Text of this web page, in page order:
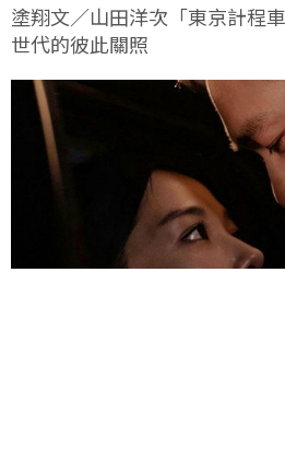
塗翔文／山田洋次「東京計程
世代的彼此關照